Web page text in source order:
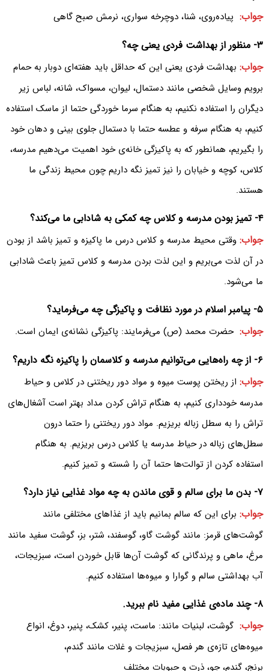
جواب: پیاده‌روی، شنا، دوچرخه سواری، نرمش صبح گاهی
۳- منظور از بهداشت فردی یعنی چه‌؟
جواب: بهداشت فردی یعنی این که حداقل باید هفته‌ای دو‌بار به حمام
برویم وسایل شخصی مانند دستمال‌، لیوان‌، مسواک‌، شا‌نه‌، لباس زیر
دیگران را استفاده نکنیم، به هنگام سرما خوردگی حتما از ماسک استفاده
کنیم‌، به هنگام سرفه و عطسه حتما با دستمال جلوی بینی و دهان خود
را بگیریم، همانطور که به پاکیزگی خانه‌ی خود اهمیت می‌دهیم مدرسه‌،
کلاس‌، کوچه و خیابان را نیز تمیز نگه داریم چون محیط زندگی ما
هستند.
۴- تمیز بودن مدرسه و کلاس چه کمکی به شادابی ما می‌کند‌؟
جواب: وقتی محیط مدر‌سه و کلاس درس ما پاکیز‌ه و تمیز باشد از بودن
در آن لذت می‌بریم و این لذت بردن مدرسه و کلاس تمیز باعث شادابی
ما می‌شود.
۵- پیامبر اسلام در مورد نظافت و پاکیزگی چه می‌فرماید‌؟
جواب: حضرت محمد (‌ص‌) می‌فرمایند‌: پاکیزگی نشانه‌ی ایمان است.
۶- از چه راه‌هایی می‌توا‌نیم مدرسه و کلاسمان را پاکیزه نگه داریم‌؟
جواب: از ریختن پوست میوه و مواد دور ریختنی در کلاس و حیاط
مدرسه خو‌دداری کنیم، به هنگام تراش کردن مداد بهتر است آشغال‌های
تراش را به سطل زباله بریزیم. مواد دور ریختنی را حتما درون
سطل‌های زباله در حیاط مدرسه یا کلاس درس بریزیم‌. به هنگام
استفاده کردن از توالت‌ها حتما آن را شسته و تمیز کنیم.
۷- بدن ما برای سالم و قوی ماندن به چه مواد غذایی نیاز دارد‌؟
جواب: برای این که سالم بمانیم باید از غذاهای مختلفی مانند
گوشت‌های قرمز‌: مانند گوشت گاو‌، گوسفند‌، شتر‌، بز‌، گوشت سفید مانند
مرغ‌، ماهی و پرندگانی که گوشت آن‌ها قابل خوردن است‌، سبزیجات‌،
آب بهداشتی سالم و گوارا و میوه‌ها استفاده کنیم.
۸- چند ماده‌ی غذایی مفید نام ببرید‌.
جواب: گوشت‌، لبنیات مانند‌: ماست‌، پنیر‌، کشک‌، پنیر‌، دوغ، انواع
میوه‌ها‌ی تازه‌ی هر فصل، سبزیجات و غلات مانند گندم‌،
برنج، گندم‌، جو، ذرت و حبوبات مختلف